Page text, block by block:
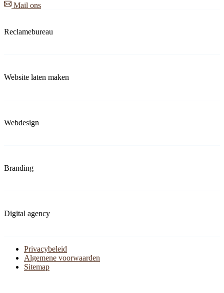
Mail ons
Reclamebureau
Website laten maken
Webdesign
Branding
Digital agency
Privacybeleid
Algemene voorwaarden
Sitemap